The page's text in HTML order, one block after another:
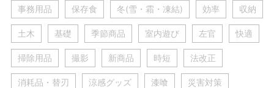
事務用品 保存食 冬(雪・霜・凍結) 効率 収納
土木 基礎 季節商品 室内遊び 左官 快適
掃除用品 撮影 新商品 時短 法改正
消耗品・替刃 涼感グッズ 漆喰 災害対策